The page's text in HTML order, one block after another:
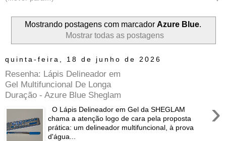
Mostrando postagens com marcador Azure Blue.
Mostrar todas as postagens
quinta-feira, 18 de junho de 2026
Resenha: Lápis Delineador em
Gel Multifuncional De Longa
Duração - Azure Blue Sheglam
›
O Lápis Delineador em Gel da SHEGLAM
chama a atenção logo de cara pela proposta
prática: um delineador multifuncional, à prova
d'água...